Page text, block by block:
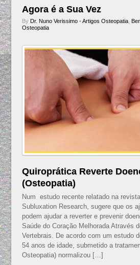
Agora é a Sua Vez
By Dr. Nuno Verissimo• Artigos Osteopatia,
Osteopatia
Quiroprática Reverte
(Osteopatia)
Num estudo recente relatado na
Subluxation Research, sugere que os
podem ajudar a reverter e prevenir
Saúde do Coração Melhorada Através
Vertebrais. De acordo com um estudo
54 anos de idade, submetido a
Osteopatia) normalizou […]